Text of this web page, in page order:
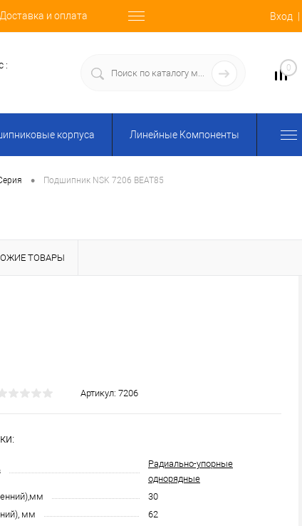
Доставка и оплата Вход
:
0
корпуса Линейные Компоненты
• Подшипник NSK 7206 BEAT85
ТОВАРЫ
Артикул: 7206
Радиально-упорные
однорядные
30
мм
62